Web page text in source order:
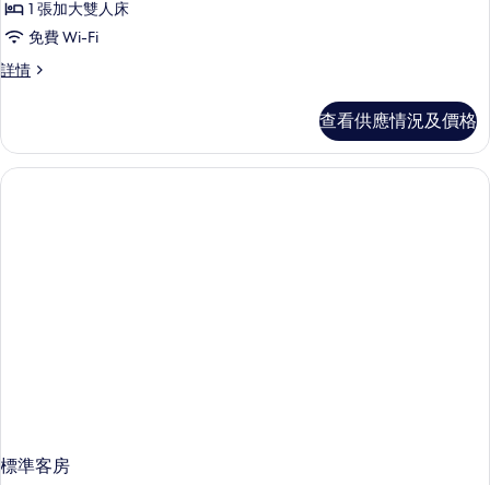
客
(iBusiness
Room)
的
1 張加大雙人床
免費 Wi-Fi
詳情
家
(iBusiness
Deluxe
Family
查看供應情況及價格
標準客房